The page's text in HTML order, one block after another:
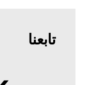
تابعنا